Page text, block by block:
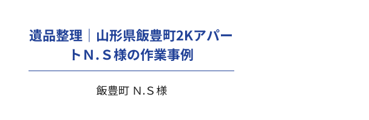
遺品整理｜山形県飯豊町2Kアパー
トＮ.Ｓ様の作業事例
飯豊町 Ｎ.Ｓ様